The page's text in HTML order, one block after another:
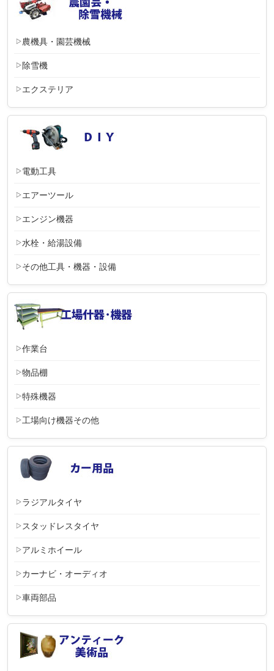
農機具・園芸機械
除雪機
エクステリア
電動工具
エアーツール
エンジン機器
水栓・給湯設備
その他工具・機器・設備
作業台
物品棚
特殊機器
工場向け機器その他
ラジアルタイヤ
スタッドレスタイヤ
アルミホイール
カーナビ・オーディオ
車両部品